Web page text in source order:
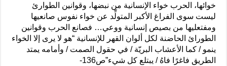
خوائها، الحرب خواء الإنسانية من نبضها، وقوانين الطوارئ
ليست سوى الفراغ الأكبر المتولِّد عن خواء نفوس صانعيها
ومفتعليها من بصيص إنسانية ووعي… فصانع الحرب وقوانين
الطورائ الحاضنة لكل ألوان القهر للإنسانية “هو لا يرى إلا الخواء
ينمو / كما الأعشاب البريّة / في حقول الصمت / وأمامه يمتد
الطريق فاغرًا فاهُ / يبتلع كل شيء”ص136-